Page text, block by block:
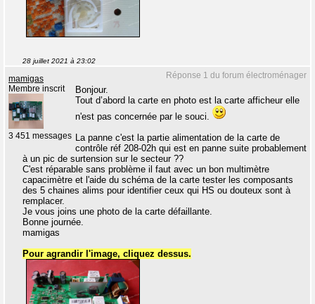
28 juillet 2021 à 23:02
Réponse 1 du forum électroménager
mamigas
Membre inscrit
3 451 messages
Bonjour.
Tout d’abord la carte en photo est la carte afficheur elle
n'est pas concernée par le souci.
La panne c'est la partie alimentation de la carte de
contrôle réf 208-02h qui est en panne suite probablement
à un pic de surtension sur le secteur ??
C'est réparable sans problème il faut avec un bon multimètre
capacimètre et l'aide du schéma de la carte tester les composants
des 5 chaines alims pour identifier ceux qui HS ou douteux sont à
remplacer.
Je vous joins une photo de la carte défaillante.
Bonne journée.
mamigas
Pour agrandir l'image, cliquez dessus.